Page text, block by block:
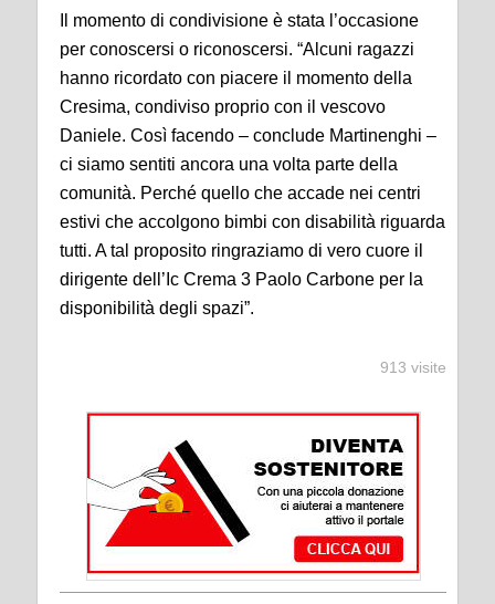
Il momento di condivisione è stata l’occasione
per conoscersi o riconoscersi. “Alcuni ragazzi
hanno ricordato con piacere il momento della
Cresima, condiviso proprio con il vescovo
Daniele. Così facendo – conclude Martinenghi –
ci siamo sentiti ancora una volta parte della
comunità. Perché quell o che accade nei centri
estivi che accolgono bimbi con disabilità riguarda
tutti. A tal proposito ringraziamo di vero cuore il
dirigente dell’Ic Crema 3 Paolo Carbone per la
disponibilità degli spazi”.
913 visite